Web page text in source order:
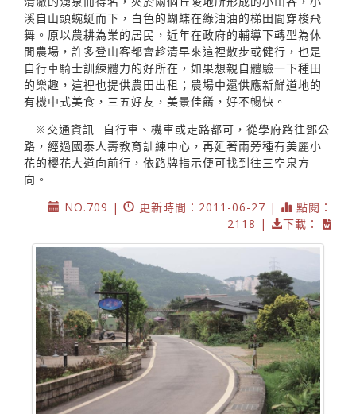
溪自山頭蜿蜒而下，白色的蝴蝶在綠油油的梯田間穿梭飛
舞。原以農耕為業的居民，近年在政府的輔導下轉型為休
閒農場，許多登山客都會趁清早來這裡散步或健行，也是
自行車騎士訓練體力的好所在，如果想親自體驗一下種田
的樂趣，這裡也提供農田出租；農場中還供應新鮮道地的
有機中式美食，三五好友，美景佳餚，好不暢快。
※交通資訊─自行車、機車或走路都可，從學府路往鄧公
路，經過國泰人壽教育訓練中心，再延著兩旁種有美麗小
花的櫻花大道向前行，依路牌指示便可找到往三空泉方
向。
NO.709 |
更新時間：2011-06-27 |
點閱：
2118 |
下載：